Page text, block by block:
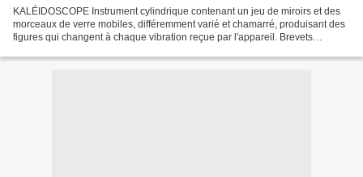
KALÉIDOSCOPE Instrument cylindrique contenant un jeu de miroirs et des
morceaux de verre mobiles, différemment varié et chamarré, produisant des
figures qui changent à chaque vibration reçue par l'appareil. Brevets